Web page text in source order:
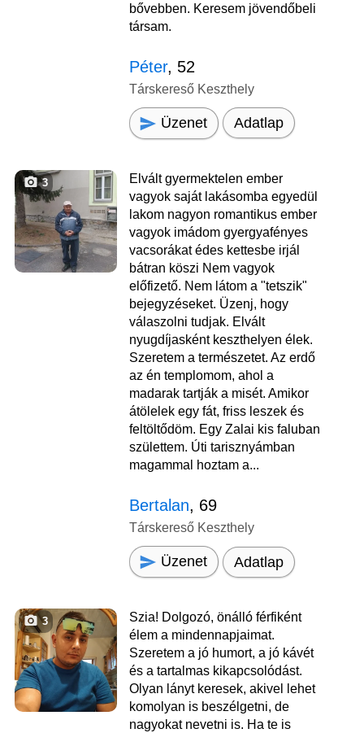
bővebben. Keresem jövendőbeli
társam.
Péter, 52
Társkereső Keszthely
Üzenet Adatlap
3
Elvált gyermektelen ember
vagyok saját lakásomba egyedül
lakom nagyon romantikus ember
vagyok imádom gyergyafényes
vacsorákat édes kettesbe irjál
bátran köszi Nem vagyok
előfizető. Nem látom a "tetszik"
bejegyzéseket. Üzenj, hogy
válaszolni tudjak. Elvált
nyugdíjasként keszthelyen élek.
Szeretem a természetet. Az erdő
az én templomom, ahol a
madarak tartják a misét. Amikor
átölelek egy fát, friss leszek és
feltöltődöm. Egy Zalai kis faluban
születtem. Úti tarisznyámban
magammal hoztam a...
Bertalan, 69
Társkereső Keszthely
Üzenet Adatlap
3
Szia! Dolgozó, önálló férfiként
élem a mindennapjaimat.
Szeretem a jó humort, a jó kávét
és a tartalmas kikapcsolódást.
Olyan lányt keresek, akivel lehet
komolyan is beszélgetni, de
nagyokat nevetni is. Ha te is